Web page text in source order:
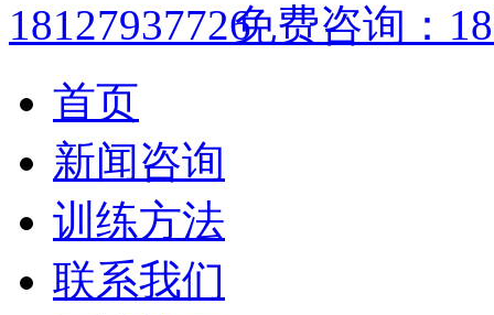
免费咨询：
首页
新闻咨询
训练方法
联系我们